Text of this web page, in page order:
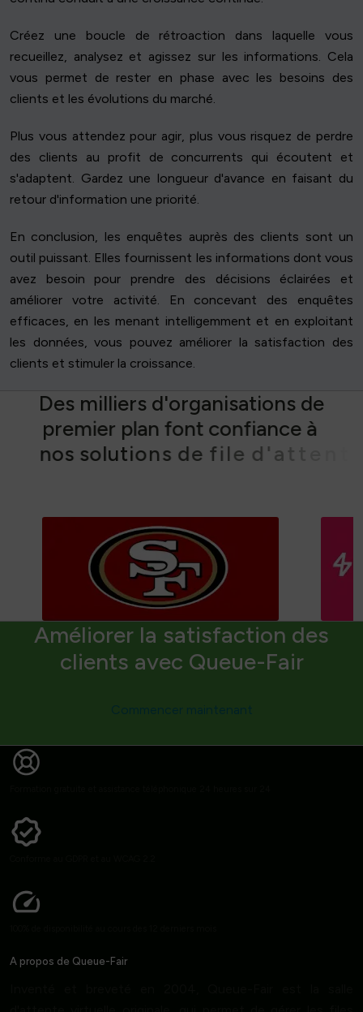
Créez une boucle de rétroaction dans laquelle vous
recueillez, analysez et agissez sur les informations. Cela
vous permet de rester en phase avec les besoins des
clients et les évolutions du marché.
Plus vous attendez pour agir, plus vous risquez de perdre
des clients au profit de concurrents qui écoutent et
s'adaptent. Gardez une longueur d'avance en faisant du
retour d'information une priorité.
En conclusion, les enquêtes auprès des clients sont un
outil puissant. Elles fournissent les informations dont vous
avez besoin pour prendre des décisions éclairées et
améliorer votre activité. En concevant des enquêtes
efficaces, en les menant intelligemment et en exploitant
les données, vous pouvez améliorer la satisfaction des
clients et stimuler la croissance.
Des milliers d'organisations de
premier plan font confiance à
nos solutions def ile d atten
Améliorer la satisfaction des
clients avec Queue-Fair
A propos de Queue-Fair